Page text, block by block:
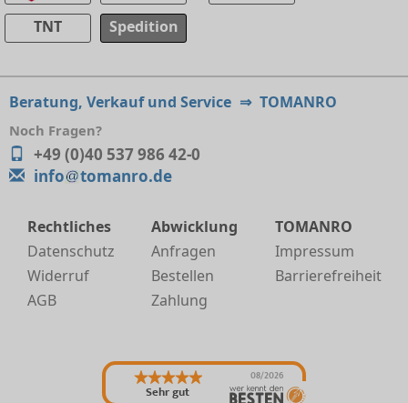
TNT
Spedition
Beratung, Verkauf und Service ⇒ TOMANRO
Noch Fragen?
+49 (0)40 537 986 42-0
info
tomanro.de
Rechtliches
Datenschutz
Widerruf
AGB
Abwicklung
Anfragen
Bestellen
Zahlung
TOMANRO
Impressum
Barrierefreiheit
Sehr gut
08/2026